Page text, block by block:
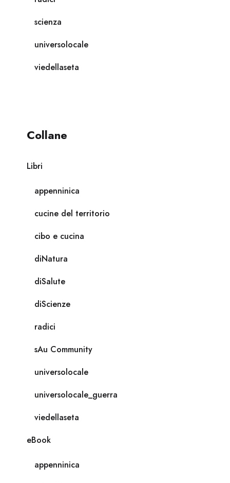
scienza
universolocale
viedellaseta
Collane
Libri
appenninica
cucine del territorio
cibo e cucina
diNatura
diSalute
diScienze
radici
sAu Community
universolocale
universolocale_guerra
viedellaseta
eBook
appenninica